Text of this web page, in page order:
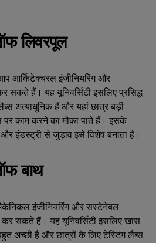
लिवरपूल
आर्किटेक्चरल इंजीनियरिंग और
सकते हैं। यह यूनिवर्सिटी इसलिए प्रसिद्ध
अत्याधुनिक हैं और यहां छात्र बड़ी
काम करने का मौका पाते हैं। इसके
और इंडस्ट्री से जुड़ाव इसे विशेष बनाता है।
बाथ
इंजीनियरिंग और सस्टेनेबल
सकते हैं। यह यूनिवर्सिटी इसलिए खास
अच्छी है और छात्रों के लिए टेस्टिंग लैब्स